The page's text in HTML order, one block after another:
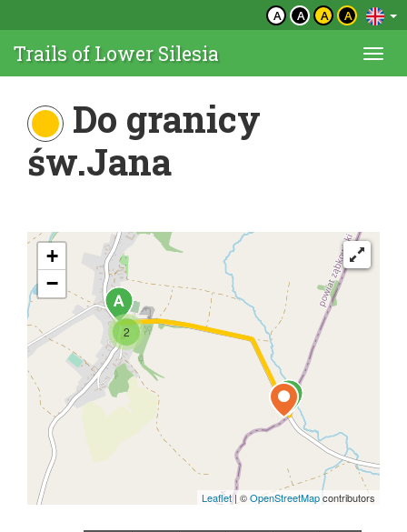
A A A A
Trails of Lower Silesia
Do granicy
św.Jana
2
+
−
Leaflet| ©OpenStreetMapcontributors